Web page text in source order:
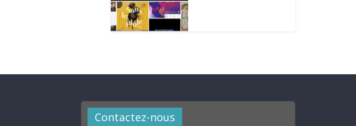
Contactez-nous